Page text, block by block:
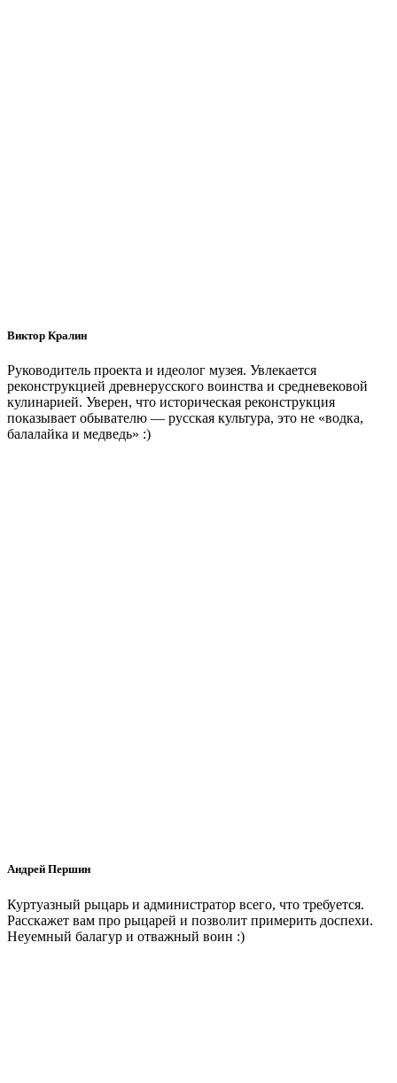
Виктор Кралин
Руководитель проекта и идеолог музея. Увлекается
реконструкцией древнерусского воинства и средневековой
кулинарией. Уверен, что историческая реконструкция
показывает обывателю — русская культура, это не «водка,
балалайка и медведь» :)
Андрей Першин
Куртуазный рыцарь и администратор всего, что требуется.
Расскажет вам про рыцарей и позволит примерить доспехи.
Неуемный балагур и отважный воин :)